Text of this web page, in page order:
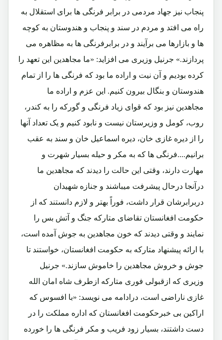
پنجاب نیز جهاد مردمی در برابر فرنگی ها برای استقلال به
راه می افتد و مردم در سند و پنجاب و هندوستان به کوچه
ها و بازارها می برآیند و در برابرفرنگی ها به مظاهره می
پردازند.» جرنیل وزیری می افزاید: «ما مجاهدین این تعهد را
کرده بودیم و آن نیت و اراده ما بود که فرنگی ها را از تمام
هندوستان و بنگال بیرون کنیم. این عزم و اراده ما
مجاهدین نیز بود که قوای زیاد فرنگی و گورکه را به کندر،
روب، کومل و وزیرستان نیست و نابود کنیم و یک تعداد آنها
را از دیره غازی خان، دیره اسماعیل خان و سند به عقب
برانیم....فرنگی ها که به مکر و حیله بسیار شهرت و
مهارت دارند، وقتی این حالت را دیدند که مجاهدین ما
درآنجا درحال پیشرفت میباشند و جنازه شهیدان
دربرابرشان قرار داشت، فوراً بهتر و لازم دانستند که از
حکومت افغانستان تقاضای متارکه جنگ و آتش بس را
نمایند و وقتی دیدند که خون مجاهدین به جوش آمده است،
با ارائه پیشنهاد متارکه به حکومت افغانستان، خواستند تا
جوش و خروش مجاهدین را خاموش سازند.» جرنیل
وزیری که ازقبولی فوری متارکه ازطرف شاه امان الله
غازی ناراضی است، درادامه می نویسد: «با افسوس که
اراکین بی خبرحکومت افغانستان که اداره مملکت را در
دست داشتند، بسیار زود فریب و مکر فرنگی ها را خورده